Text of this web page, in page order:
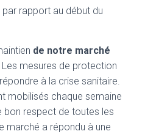
rapport au début du
de notre marché
Les mesures de protection
à la crise sanitaire.
mobilisés chaque semaine
bon respect de toutes les
marché a répondu à une